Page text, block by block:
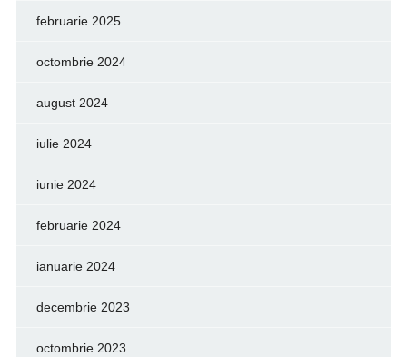
februarie 2025
octombrie 2024
august 2024
iulie 2024
iunie 2024
februarie 2024
ianuarie 2024
decembrie 2023
octombrie 2023